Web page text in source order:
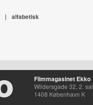
| alfabetisk
Filmmagasinet Ekko
Wildersgade 32, 2. sal
1408 København K